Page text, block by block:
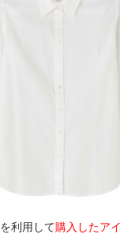
利用して購入したア